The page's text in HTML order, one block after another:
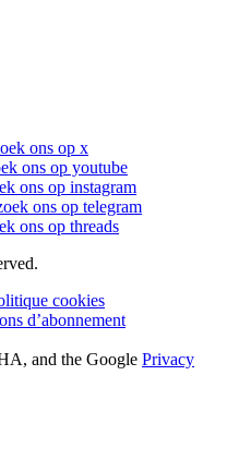
ons op x
ons op youtube
ons op instagram
ons op telegram
ons op threads
cookies
d’abonnement
and the Google Privacy